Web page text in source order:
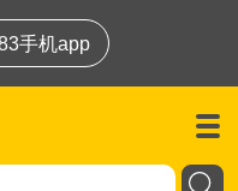
手机app